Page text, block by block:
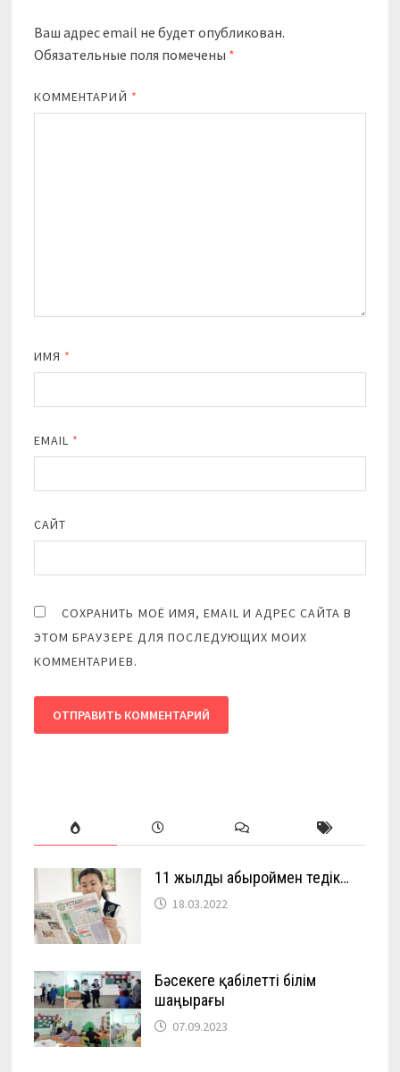
Ваш адрес email не будет опубликован.
Обязательные поля помечены *
КОММЕНТАРИЙ *
ИМЯ *
EMAIL *
САЙТ
СОХРАНИТЬ МОЁ ИМЯ, EMAIL И АДРЕС САЙТА В
ЭТОМ БРАУЗЕРЕ ДЛЯ ПОСЛЕДУЮЩИХ МОИХ
КОММЕНТАРИЕВ.
11 жылды абыроймен өтедік…
18.03.2022
Бәсекеге қабілетті білім
шаңырағы
07.09.2023